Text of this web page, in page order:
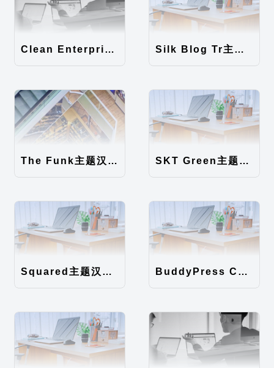
Clean Enterprise主题汉化包 Silk Blog Tr主题汉化包
The Funk主题汉化包 SKT Green主题汉化包
Squared主题汉化包 BuddyPress Colours主题汉化包